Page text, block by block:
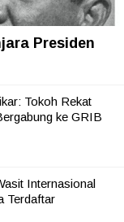
Presiden
Tokoh Rekat
ke GRIB
Internasional
Terdaftar